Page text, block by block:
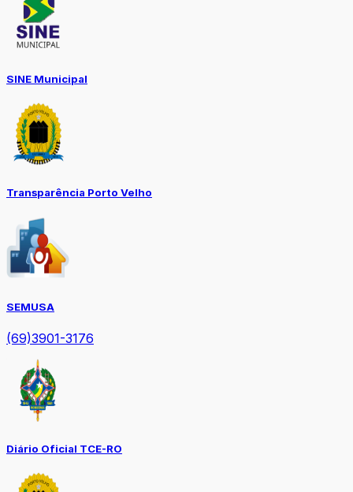
SINE Municipal
Transparência Porto Velho
SEMUSA
(69)3901-3176
Diário Oficial TCE-RO